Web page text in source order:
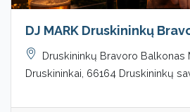
DJ MARK Druskininkų
Druskininkų Bravoro Balkonas
Druskininkai, 66164 Druskininkų